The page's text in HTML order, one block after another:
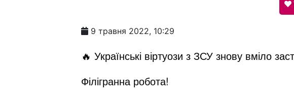
9 травня 2022, 10:29
🔥 Українські віртуози з ЗСУ знову вміло
Філігранна робота!